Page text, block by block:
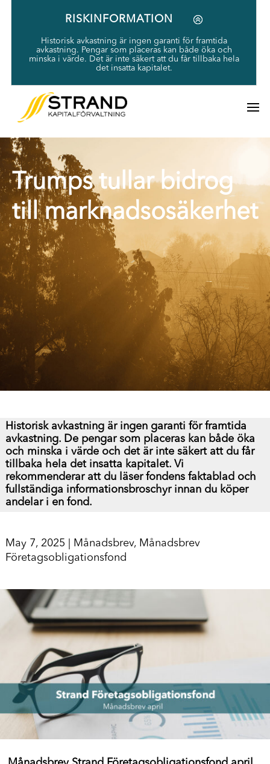
RISKINFORMATION
Historisk avkastning är ingen garanti för framtida
avkastning. Pengar som placeras kan både öka och
minska i värde. Det är inte säkert att du får tillbaka hela
det insatta kapitalet.
Trumps tullar bidrog
till marknadsosäkerhet
Historisk avkastning är ingen garanti för framtida
avkastning. De pengar som placeras kan både öka
och minska i värde och det är inte säkert att du får
tillbaka hela det insatta kapitalet. Vi
rekommenderar att du läser fondens faktablad och
fullständiga informationsbroschyr innan du köper
andelar i en fond.
May 7, 2025 Månadsbrev, Månadsbrev
Företagsobligationsfond